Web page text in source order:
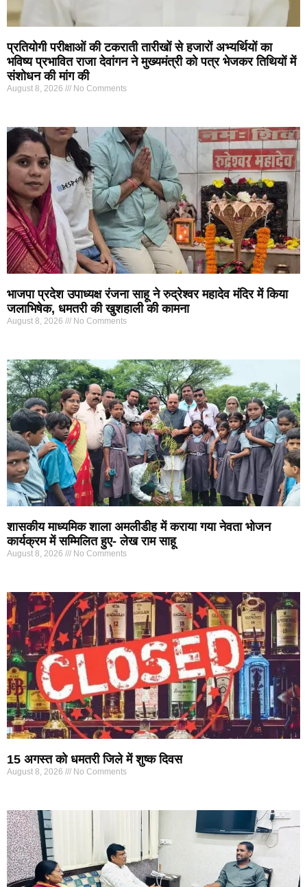
प्रतियोगी परीक्षाओं की टकराती तारीखों से हजारों अभ्यर्थियों का
भविष्य प्रभावित राजा देवांगन ने मुख्यमंत्री को पत्र भेजकर तिथियों में
संशोधन की मांग की
August 8, 2026 No Comments
भाजपा प्रदेश उपाध्यक्ष रंजना साहू ने रुद्रेश्वर महादेव मंदिर में किया
जलाभिषेक, धमतरी की खुशहाली की कामना
August 8, 2026 No Comments
शासकीय माध्यमिक शाला अमलीडीह में कराया गया नेवता भोजन
कार्यक्रम में सम्मिलित हुए- लेख राम साहू
August 8, 2026 No Comments
15 अगस्त को धमतरी जिले में शुष्क दिवस
August 8, 2026 No Comments